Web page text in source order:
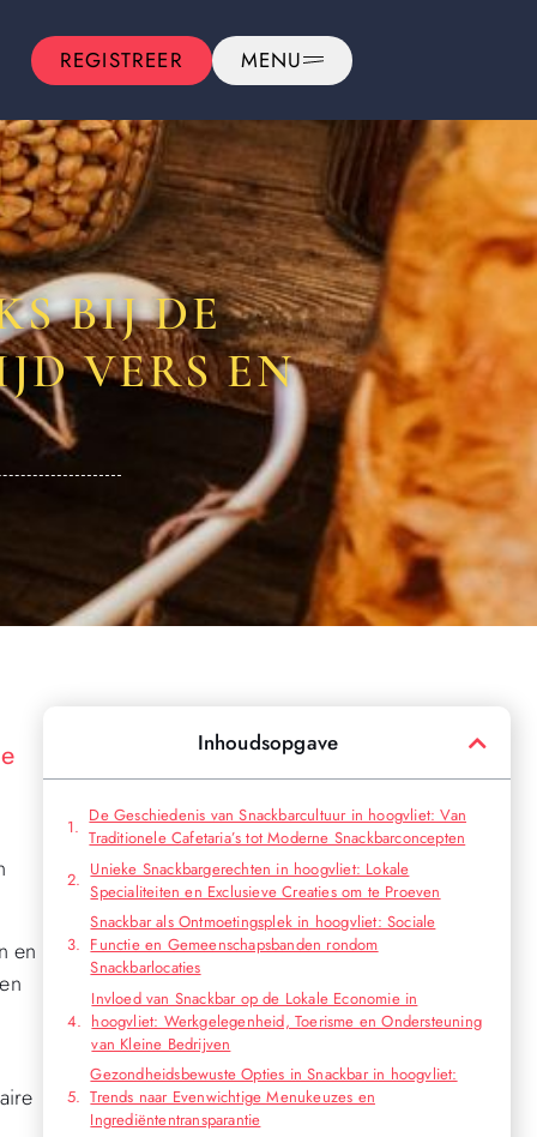
REGISTREER MENU
BIJ DE
VERS EN
en
Inhoudsopgave
De Geschiedenis van Snackbarcultuur in hoogvliet: Van
Traditionele Cafetaria’s tot Moderne Snackbarconcepten
Unieke Snackbargerechten in hoogvliet: Lokale
Specialiteiten en Exclusieve Creaties om te Proeven
Snackbar als Ontmoetingsplek in hoogvliet: Sociale
Functie en Gemeenschapsbanden rondom
Snackbarlocaties
Invloed van Snackbar op de Lokale Economie in
hoogvliet: Werkgelegenheid, Toerisme en Ondersteuning
van Kleine Bedrijven
Gezondheidsbewuste Opties in Snackbar in hoogvliet:
Trends naar Evenwichtige Menukeuzes en
Ingrediëntentransparantie